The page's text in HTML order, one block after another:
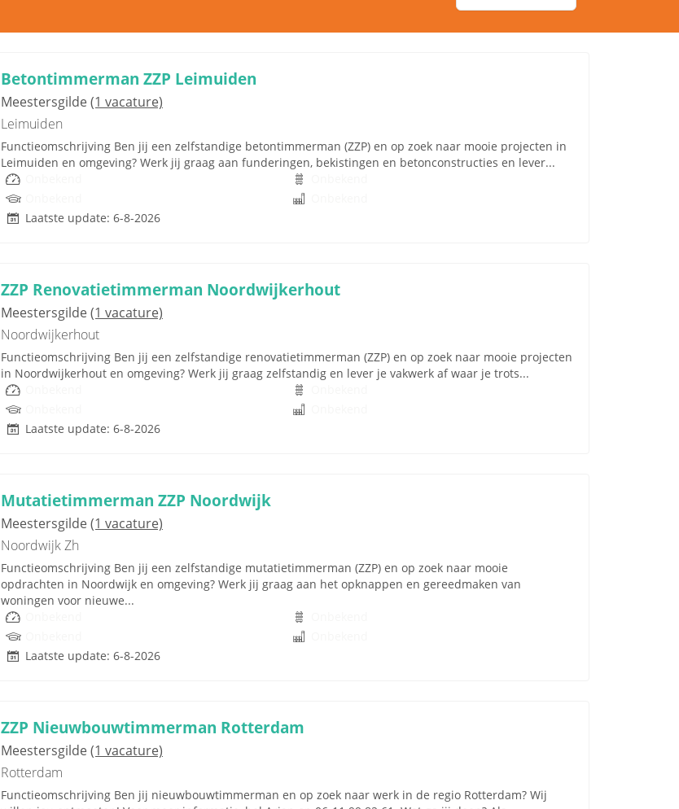
Betontimmerman ZZP Leimuiden
Meestersgilde(1 vacature)
Leimuiden
Functieomschrijving Ben jij een zelfstandige betontimmerman (ZZP) en op zoek naar mooie projecten in
Leimuiden en omgeving? Werk jij graag aan funderingen, bekistingen en betonconstructies en lever...
Laatste update: 6-8-2026
ZZP Renovatietimmerman Noordwijkerhout
Meestersgilde(1 vacature)
Noordwijkerhout
Functieomschrijving Ben jij een zelfstandige renovatietimmerman (ZZP) en op zoek naar mooie projecten
in Noordwijkerhout en omgeving? Werk jij graag zelfstandig en lever je vakwerk af waar je trots...
Laatste update: 6-8-2026
Mutatietimmerman ZZP Noordwijk
Meestersgilde(1 vacature)
Noordwijk Zh
Functieomschrijving Ben jij een zelfstandige mutatietimmerman (ZZP) en op zoek naar mooie
opdrachten in Noordwijk en omgeving? Werk jij graag aan het opknappen en gereedmaken van
woningen voor nieuwe...
Laatste update: 6-8-2026
ZZP Nieuwbouwtimmerman Rotterdam
Meestersgilde(1 vacature)
Rotterdam
Functieomschrijving Ben jij nieuwbouwtimmerman en op zoek naar werk in de regio Rotterdam? Wij